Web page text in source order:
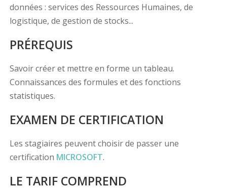
données : services des Ressources Humaines, de
logistique, de gestion de stocks...
PRÉREQUIS
Savoir créer et mettre en forme un tableau.
Connaissances des formules et des fonctions
statistiques.
EXAMEN DE CERTIFICATION
Les stagiaires peuvent choisir de passer une
certification MICROSOFT.
LE TARIF COMPREND